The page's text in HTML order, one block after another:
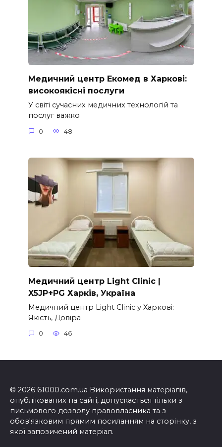
Медичний центр Екомед в Харкові:
високоякісні послуги
У світі сучасних медичних технологій та
послуг важко
0 48
Медичний центр Light Clinic |
X5JP+PG Харків, Україна
Медичний центр Light Clinic у Харкові:
Якість, Довіра
0 46
© 2026 61000.com.ua Використання матеріалів,
опублікованих на сайті, допускається тільки з
письмового дозволу правовласника та з
обов'язковим прямим посиланням на сторінку, з
якої запозичений матеріал.